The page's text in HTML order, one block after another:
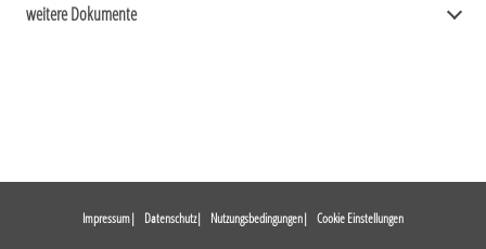
weitere Dokumente
Impressum Datenschutz Nutzungsbedingungen Cookie Einstellungen